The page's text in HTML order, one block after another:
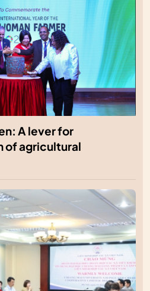
A lever for
of agricultural